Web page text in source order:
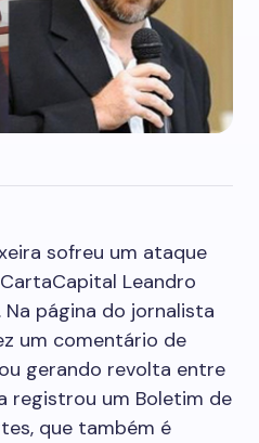
sofreu um ataque
Leandro
Na página do jornalista
um comentário de
gerando revolta entre
registrou um Boletim de
que também é